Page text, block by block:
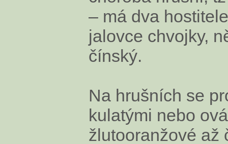
– má dva
jalovce chvojky,
čínský.
Na hrušních se
kulatými nebo
žlutooranžové až